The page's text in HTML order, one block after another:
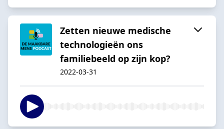
Zetten nieuwe medische
technologieën ons
familiebeeld op zijn kop?
2022-03-31